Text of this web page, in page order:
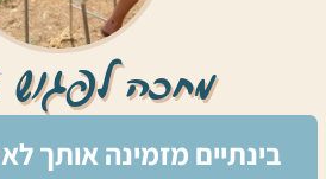
מחכה
בינתיים מזמינה אותך